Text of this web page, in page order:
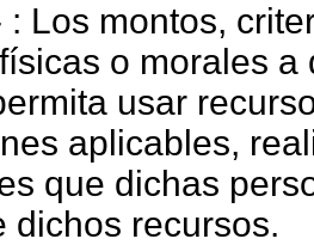
: Los montos,
o morales
usar
aplicables,
que dichas
dichos recursos.